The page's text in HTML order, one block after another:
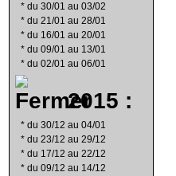
* du 30/01 au 03/02
* du 21/01 au 28/01
* du 16/01 au 20/01
* du 09/01 au 13/01
* du 02/01 au 06/01
2015 :
* du 30/12 au 04/01
* du 23/12 au 29/12
* du 17/12 au 22/12
* du 09/12 au 14/12